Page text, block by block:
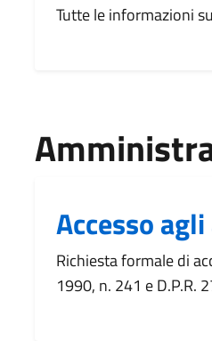
Tutte le informazioni
Accesso
Richiesta formale di
1990, n. 241 e D.P.R.